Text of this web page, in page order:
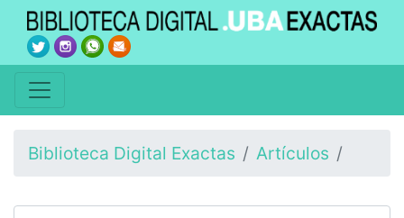
Biblioteca Digital Exactas Artículos